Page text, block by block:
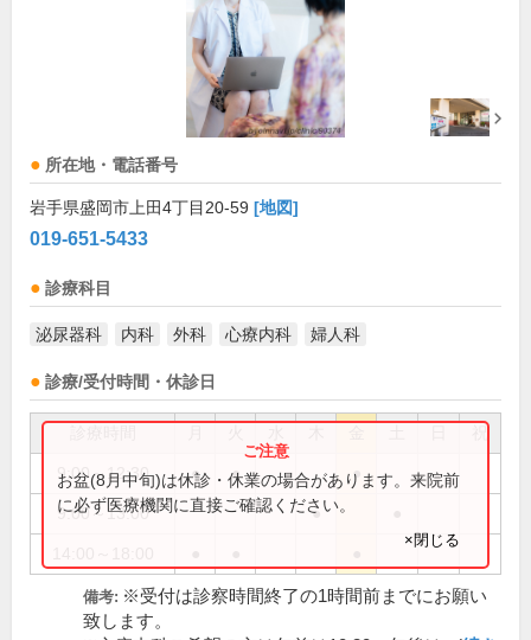
所在地・電話番号
岩手県盛岡市上田4丁目20-59 [地図]
019-651-5433
診療科目
泌尿器科 内科 外科 心療内科 婦人科
診療/受付時間・休診日
9:00～12:30 ● ● ●
9:00～13:00 ●
お盆(8月中旬)は休診・休業の場合があります。来院前
に必ず医療機関に直接ご確認ください。
×閉じる
備考: ※受付は診察時間終了の1時間前までにお願い
致します。